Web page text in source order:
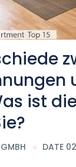
ist
DATE